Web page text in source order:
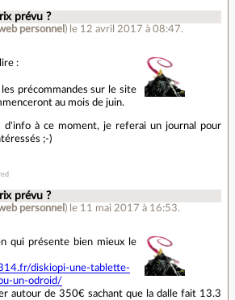
prévu ?
personnel ) le 12 avril 2017 à 08:47.
:
les précommandes sur le site
au mois de juin.
d'info à ce moment, je referai un journal pour
;-)
prévu ?
personnel ) le 11 mai 2017 à 16:53.
qui présente bien mieux le
diskiopi-une-tablette-
un-odroid/
autour de 350€ sachant que la dalle fait 13.3